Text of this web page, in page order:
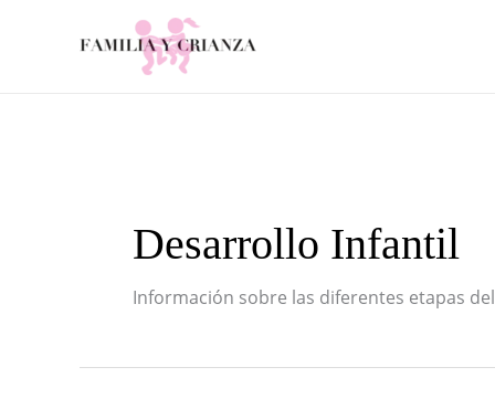
Desarrollo Infantil
Información sobre las diferentes etapas